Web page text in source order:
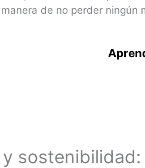
de no perder ningún